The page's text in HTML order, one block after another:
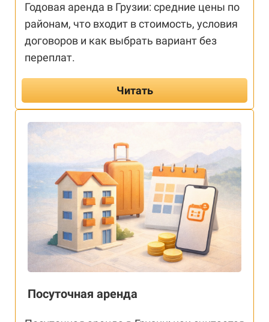
Годовая аренда в Грузии: средние цены по
районам, что входит в стоимость, условия
договоров и как выбрать вариант без
переплат.
Читать
Посуточная аренда